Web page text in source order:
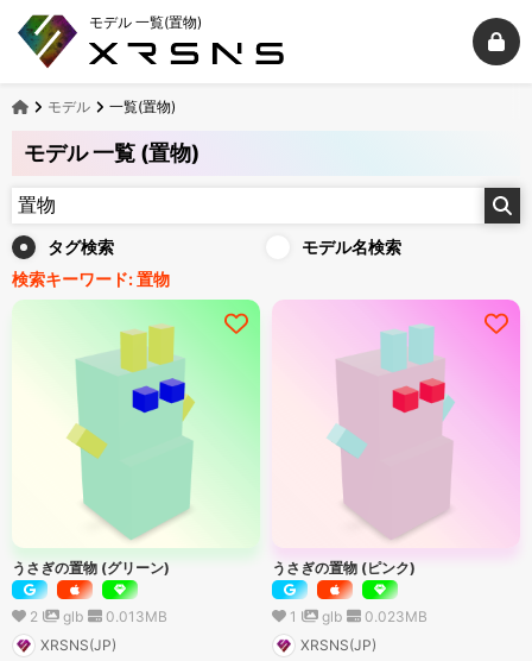
モデル 一覧(置物)
モデル 一覧(置物)
モデル 一覧 (置物)
タグ検索
モデル名検索
検索キーワード:置物
うさぎの置物 (グリーン)
2 glb 0.013MB
XRSNS(JP)
うさぎの置物 (ピンク)
1 glb 0.023MB
XRSNS(JP)